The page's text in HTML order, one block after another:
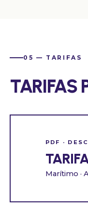
05 — TARIFAS
TARIFAS
PDF ·
Marítimo ·